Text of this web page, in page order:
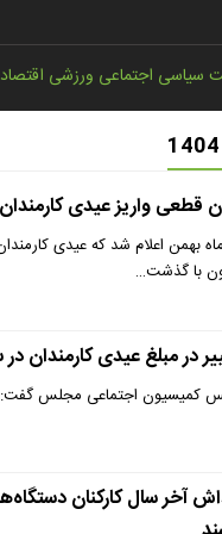
سیاسی اجتماعی ورزشی
قطعی واریز عیدی کارمندان | مبلغ عیدی
بهمن اعلام شد که عیدی
با گذشت…
مبلغ عیدی کارمندان در سال ۱۴۰۴ | عیدی کارمندان بیشتر از ۳ میلیون
اجتماعی مجلس گفت: ۳ میلیون تومان عیدی به کارمندان را ما قبول نداریم.
آخر سال کارکنان